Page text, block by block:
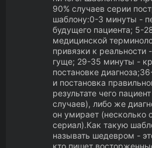
90% случаев серии
шаблону:0-3 минуты -
будущего пациента; 5-
медицинской
привязки к реальности
гуще; 29-35 минуты -
постановке
и постановка
результате чего
случаев), либо же
он умирает (несколько
сериал).Как такую
называть шедевром -
кто пишет